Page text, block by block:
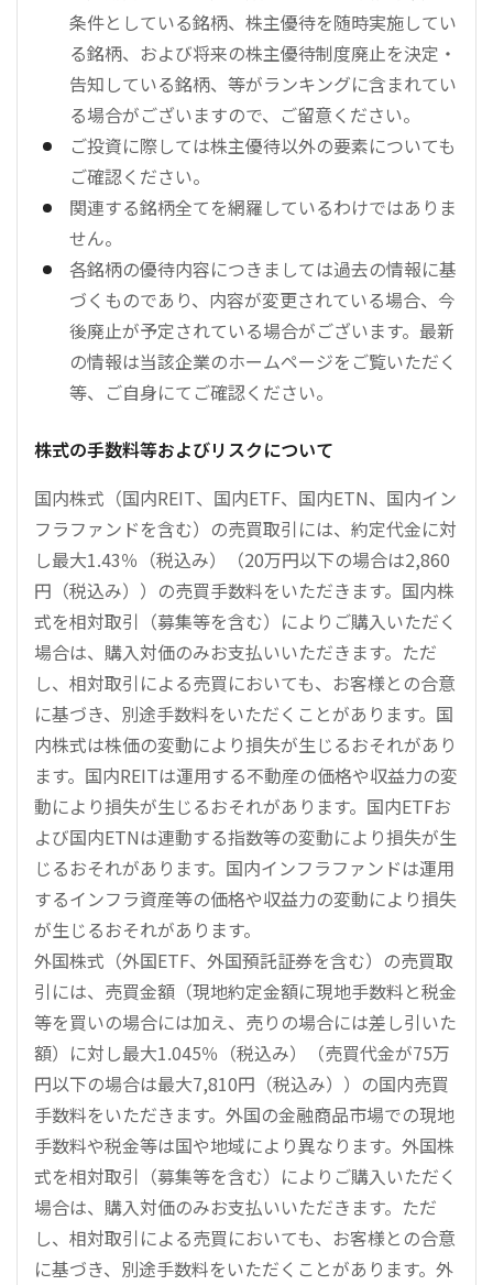
条件としている銘柄、株主優待を随時実施してい
る銘柄、および将来の株主優待制度廃止を決定・
告知している銘柄、等がランキングに含まれてい
る場合がございますので、ご留意ください。
ご投資に際しては株主優待以外の要素についても
ご確認ください。
関連する銘柄全てを網羅しているわけではありま
せん。
各銘柄の優待内容につきましては過去の情報に基
づくものであり、内容が変更されている場合、今
後廃止が予定されている場合がございます。最新
の情報は当該企業のホームページをご覧いただく
等、ご自身にてご確認ください。
株式の手数料等およびリスクについて
国内株式（国内REIT、国内ETF、国内ETN、国内イン
フラファンドを含む）の売買取引には、約定代金に対
し最大1.43％（税込み）（20万円以下の場合は2,860
円（税込み））の売買手数料をいただきます。国内株
式を相対取引（募集等を含む）によりご購入いただく
場合は、購入対価のみお支払いいただきます。ただ
し、相対取引による売買においても、お客様との合意
に基づき、別途手数料をいただくことがあります。国
内株式は株価の変動により損失が生じるおそれがあり
ます。国内REITは運用する不動産の価格や収益力の変
動により損失が生じるおそれがあります。国内ETFお
よび国内ETNは連動する指数等の変動により損失が生
じるおそれがあります。国内インフラファンドは運用
するインフラ資産等の価格や収益力の変動により損失
が生じるおそれがあります。
外国株式（外国ETF、外国預託証券を含む）の売買取
引には、売買金額（現地約定金額に現地手数料と税金
等を買いの場合には加え、売りの場合には差し引いた
額）に対し最大1.045％（税込み）（売買代金が75万
円以下の場合は最大7,810円（税込み））の国内売買
手数料をいただきます。外国の金融商品市場での現地
手数料や税金等は国や地域により異なります。外国株
式を相対取引（募集等を含む）によりご購入いただく
場合は、購入対価のみお支払いいただきます。ただ
し、相対取引による売買においても、お客様との合意
に基づき、別途手数料をいただくことがあります。外